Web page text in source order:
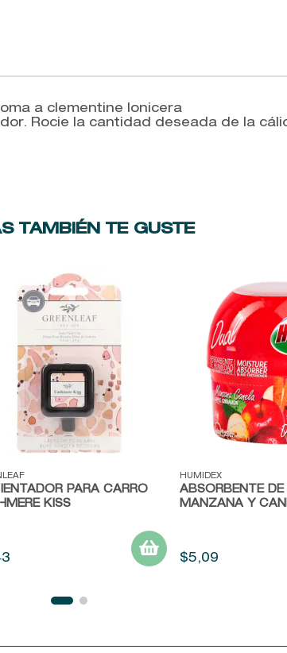
a clementine lonicera
Rocie la cantidad deseada de la
TAMBIÉN TE GUSTE
rápida
PARA CARRO
KISS
Vista rápida
HUMIDEX
ABSORBENTE
MANZANA Y
$5,09